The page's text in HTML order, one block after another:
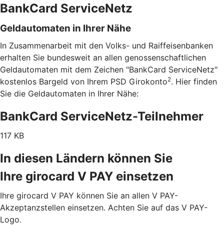
BankCard ServiceNetz
Geldautomaten in Ihrer Nähe
In Zusammenarbeit mit den Volks- und Raiffeisenbanken
erhalten Sie bundesweit an allen genossenschaftlichen
Geldautomaten mit dem Zeichen "BankCard ServiceNetz"
kostenlos Bargeld von Ihrem PSD Girokonto2. Hier finden
Sie die Geldautomaten in Ihrer Nähe:
BankCard ServiceNetz-Teilnehmer
117 KB
In diesen Ländern können Sie
Ihre girocard V PAY einsetzen
Ihre girocard V PAY können Sie an allen V PAY-
Akzeptanzstellen einsetzen. Achten Sie auf das V PAY-
Logo.